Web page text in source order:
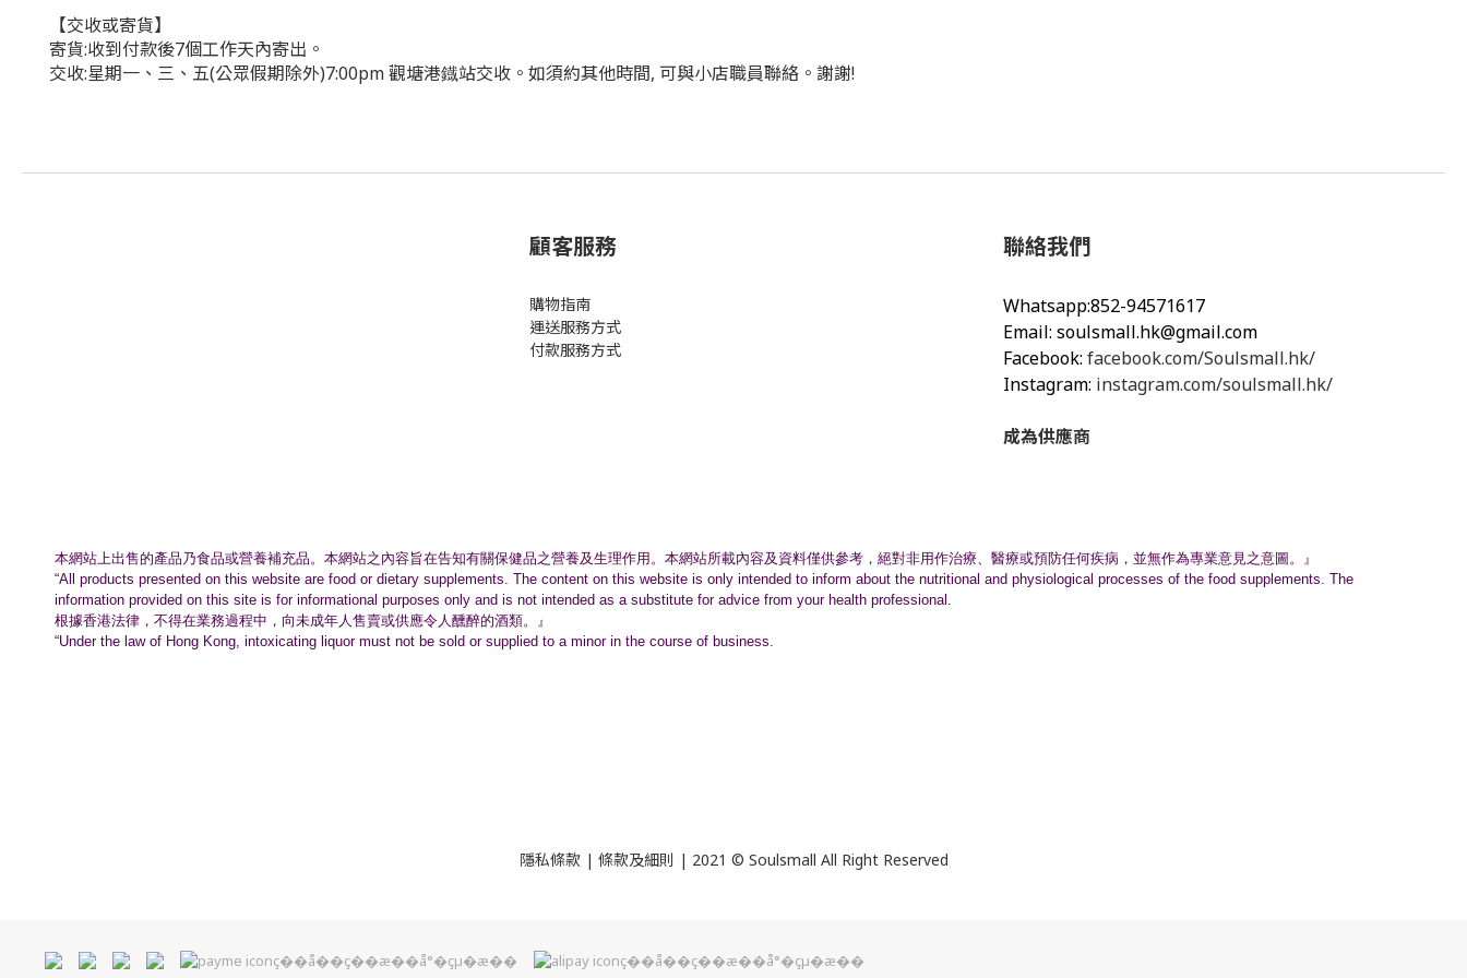
【交收或寄貨】
寄貨:收到付款後7個工作天內寄出。
交收:星期一、三、五(公眾假期除外)7:00pm 觀塘港鐡站交收。如須約其他時間, 可與小店職員聯絡。謝謝!
顧客服務
購物指南
運送服務方式
付款服務方式
聯絡我們
Whatsapp:852-94571617
Email: soulsmall.hk@gmail.com
Facebook: facebook.com/Soulsmall.hk/
Instagram: instagram.com/soulsmall.hk/
成為供應商
本網站上出售的產品乃食品或營養補充品。 本網站之內容旨在告知有關保健品之營養及生理作用。 本網站所載內容及資料僅供參考，絕對非用作治療、 醫療或預防任何疾病，並無作為專業意見之意圖。』
“All products presented on this website are food or dietary supplements. The content on this website is only intended to inform about the nutritional and physiological processes of the food supplements. The
information provided on this site is for informational purposes only and is not intended as a substitute for advice from your health professional.
根據香港法律，不得在業務過程中， 向未成年人售賣或供應令人醺醉的酒類。』
“Under the law of Hong Kong, intoxicating liquor must not be sold or supplied to a minor in the course of business.
隱私條款 | 條款及細則 | 2021 © Soulsmall All Right Reserved